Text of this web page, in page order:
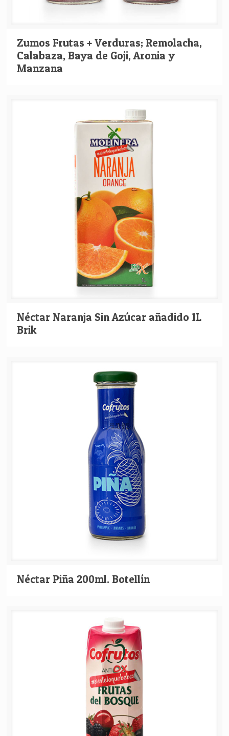
Zumos Frutas + Verduras; Remolacha,
Calabaza, Baya de Goji, Aronia y
Manzana
Néctar Naranja Sin Azúcar añadido 1L
Brik
Néctar Piña 200ml. Botellín